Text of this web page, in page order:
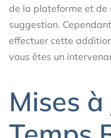
de la plateforme et de
suggestion.
effectuer cette
vous êtes un
Mises à